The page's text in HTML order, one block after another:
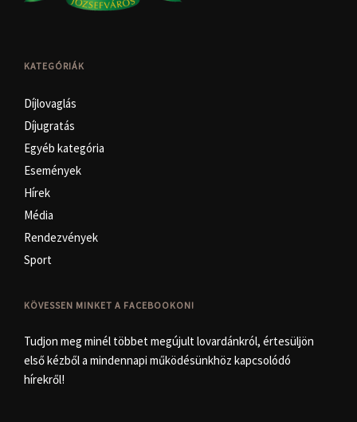
KATEGÓRIÁK
Díjlovaglás
Díjugratás
Egyéb kategória
Események
Hírek
Média
Rendezvények
Sport
KÖVESSEN MINKET A FACEBOOKON!
Tudjon meg minél többet megújult lovardánkról, értesüljön
első kézből a mindennapi működésünkhöz kapcsolódó
hírekről!